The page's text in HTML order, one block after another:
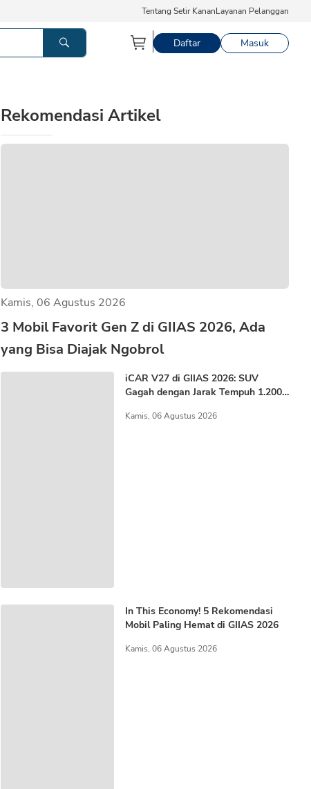
Tentang Setir KananLayanan Pelanggan
Daftar Masuk
Rekomendasi Artikel
Kamis, 06 Agustus 2026
3 Mobil Favorit Gen Z di GIIAS 2026, Ada
yang Bisa Diajak Ngobrol
iCAR V27 di GIIAS 2026: SUV
Gagah dengan Jarak Tempuh 1.200
Kamis, 06 Agustus 2026
In This Economy! 5 Rekomendasi
Mobil Paling Hemat di GIIAS 2026
Kamis, 06 Agustus 2026